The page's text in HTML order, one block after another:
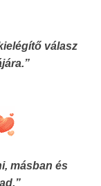
válasz
másban és